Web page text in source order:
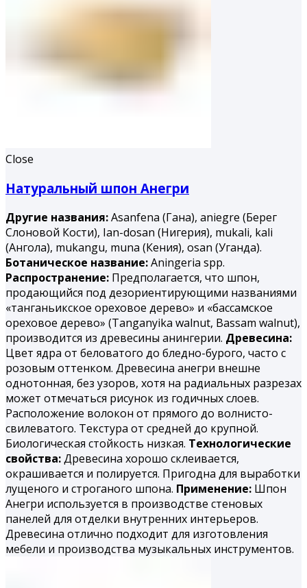
Close
Натуральный шпон Анегри
Другие названия:Asanfena (Гана), aniegre (Берег
Слоновой Кости), Ian-dosan (Нигерия), mukali, kali
(Ангола), mukangu, muna (Ке­ния), osan (Уганда).
Ботаническое название:Aningeria spp.
Распространение: Предполагается, что шпон,
продающийся под дезориентирующими названиями
«танганьикское ореховое дерево» и «бассамское
ореховое дерево» (Tanganyika walnut, Bassam walnut),
производится из древесины анингерии. Древесина:
Цвет ядра от беловатого до бледно-бурого, часто с
розовым оттенком. Древесина анегри внешне
однотонная, без узоров, хотя на радиальных разрезах
может отмечаться рисунок из годичных слоев.
Расположение волокон от прямого до волнисто-
свилеватого. Текстура от средней до крупной.
Биологическая стойкость низкая. Технологические
свойства:Древесина хорошо склеивается,
окрашивается и полируется. При­годна для выработки
лущеного и строганого шпона. Применение: Шпон
Анегри используется в производстве стеновых
панелей для отделки внутренних интерьеров.
Древесина отлично подходит для изготовления
мебели и производства музыкальных инструментов.